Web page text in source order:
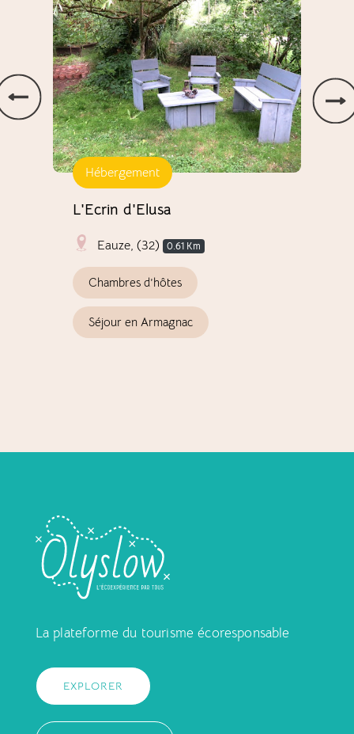
Hébergement
L'Ecrin d'Elusa
Eauze, (32) 0.61 Km
Chambres d’hôtes
Séjour en Armagnac
La plateforme du tourisme écoresponsable
EXPLORER